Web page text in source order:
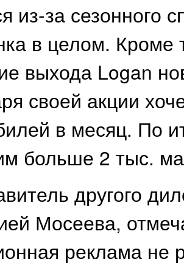
из-за сезонного
в целом. Кроме
выхода Logan
своей акции
в месяц. По
больше 2 тыс.
другого
Мосеева,
реклама не